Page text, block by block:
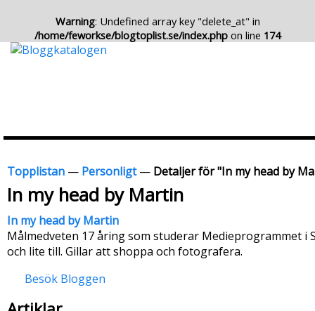
Warning: Undefined array key "delete_at" in
/home/feworkse/blogtoplist.se/index.php on line 174
Topplistan — Personligt— Detaljer för "In my head by
In my head by Martin
In my head by Martin
Målmedveten 17 åring som studerar Medieprogrammet i
och lite till. Gillar att shoppa och fotografera.
Besök Bloggen